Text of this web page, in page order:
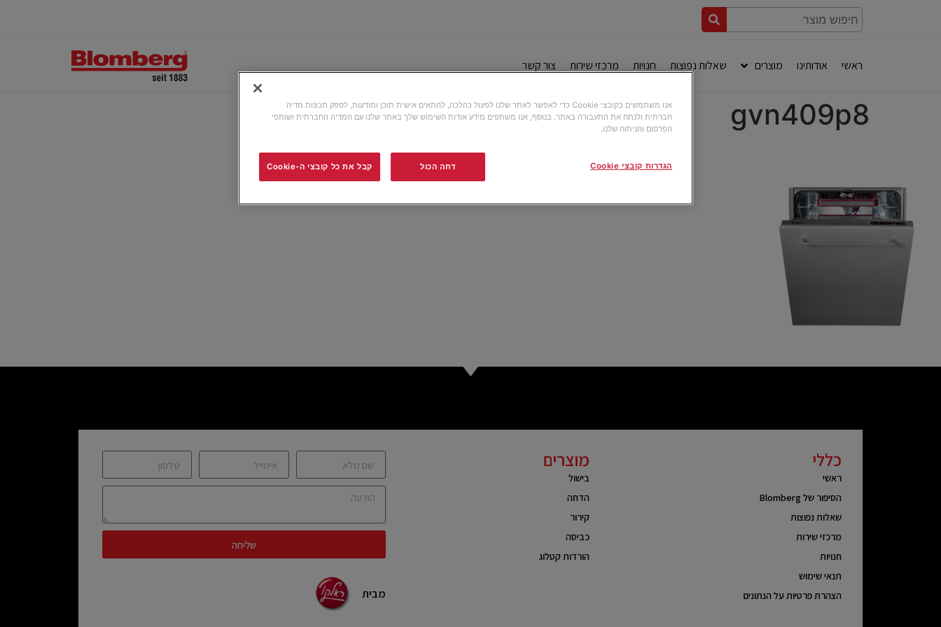
ראשי אודותינו מוצרים שאלות נפוצות חנויות מרכזי שירות צור קשר
gvn409p8
כללי
ראשי
הסיפור של Blomberg
שאלות נפוצות
מרכזי שירות
חנויות
תנאי שימוש
הצהרת פרטיות על הנתונים
מוצרים
בישול
הדחה
קירור
כביסה
הורדות קטלוג
שליחה
מבית
אנו משתמשים בקובצי Cookie כדי לאפשר לאתר שלנו לפעול כהלכה, להתאים אישית תוכן ומודעות, לספק תכונות מדיה
חברתית ולנתח את התעבורה באתר. בנוסף, אנו משתפים מידע אודות השימוש שלך באתר שלנו עם המדיה החברתית ושותפי
הפרסום והניתוח שלנו.
דחה הכול קבל את כל קובצי ה-Cookie הגדרות קובצי Cookie